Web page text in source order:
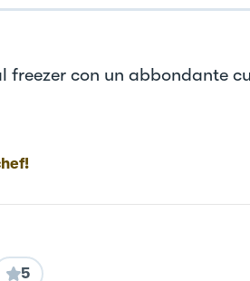
freezer con un abbondante
5